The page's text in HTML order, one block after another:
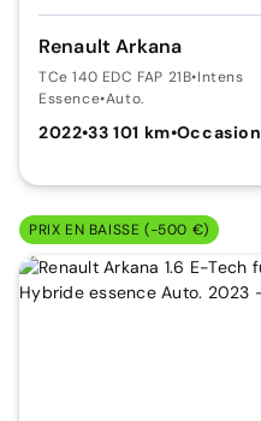
Renault Arkana
TCe 140 EDC FAP 21B•Intens
Essence•Auto.
2022•33 101 km•Occasion
PRIX EN BAISSE (-500 €)